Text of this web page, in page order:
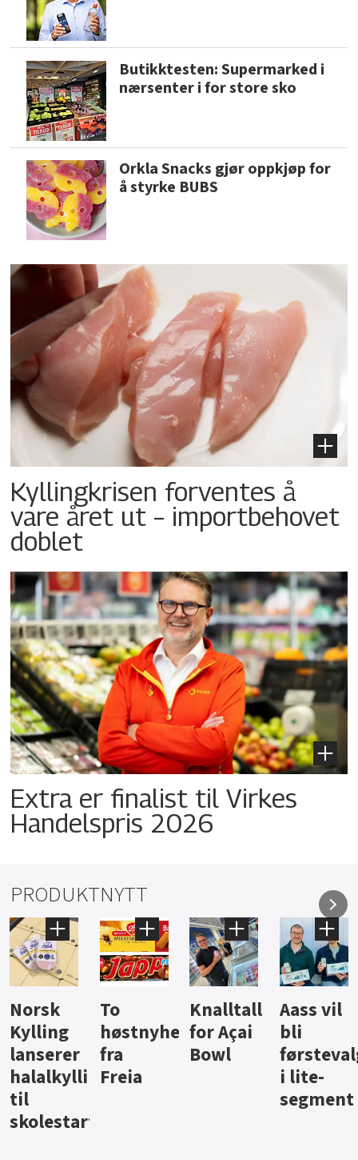
Butikktesten: Supermarked i
nærsenter i for store sko
Orkla Snacks gjør oppkjøp for
å styrke BUBS
Kyllingkrisen forventes å
vare året ut – importbehovet
doblet
Extra er finalist til Virkes
Handelspris 2026
PRODUKTNYTT
Knalltall
for Açai
Bowl
Aass vil
bli
førstevalg
i lite-
Brus og
jus fra
Berentsen
Hard
iste fra
Hansa